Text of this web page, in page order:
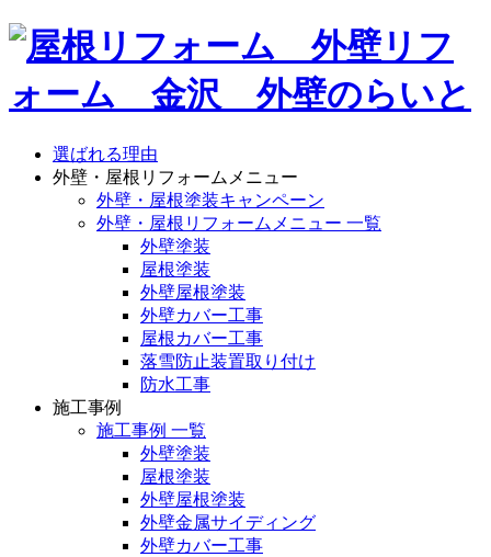
選ばれる理由
外壁・屋根リフォームメニュー
外壁・屋根塗装キャンペーン
外壁・屋根リフォームメニュー 一覧
外壁塗装
屋根塗装
外壁屋根塗装
外壁カバー工事
屋根カバー工事
落雪防止装置取り付け
防水工事
施工事例
施工事例 一覧
外壁塗装
屋根塗装
外壁屋根塗装
外壁金属サイディング
外壁カバー工事